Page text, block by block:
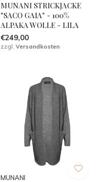
MUNANI STRICKJACKE
"SACO GAIA" - 100%
ALPAKA WOLLE - LILA
€249,00
zzgl. Versandkosten
MUNANI